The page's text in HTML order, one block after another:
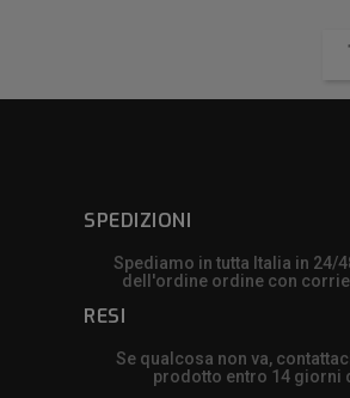
SPEDIZIONI
Spediamo in tutta Italia in 24/
dell'ordine ordine con
RESI
Se qualcosa non va,
prodotto entro 14 giorni